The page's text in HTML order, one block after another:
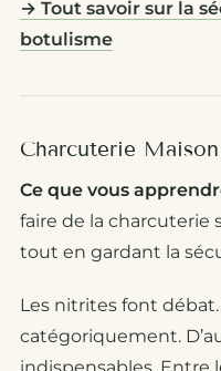
→ Tout savoir sur la
botulisme
Charcuterie
Ce que vous
faire de la charcuterie
tout en gardant la
Les nitrites font
catégoriquement.